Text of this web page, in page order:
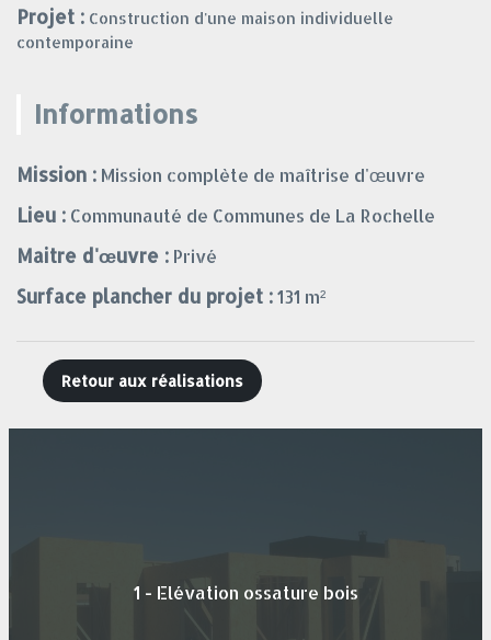
Projet : Construction d'une maison individuelle
contemporaine
Informations
Mission : Mission complète de maîtrise d'œuvre
Lieu : Communauté de Communes de La Rochelle
Maitre d'œuvre : Privé
Surface plancher du projet :131 m²
Retour aux réalisations
1 - Elévation ossature bois